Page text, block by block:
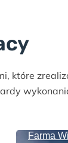
które
Farma